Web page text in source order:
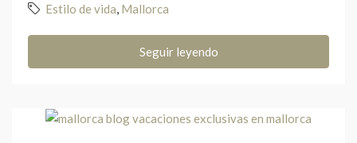
Estilo de vida Mallorca
Seguir leyendo